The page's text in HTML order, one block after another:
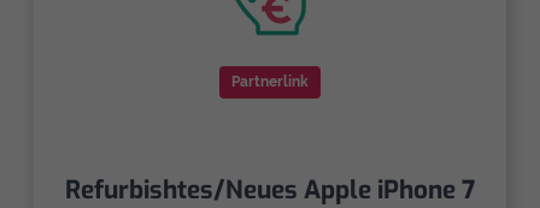
Partnerlink
Refurbishtes/Neues Apple iPhone 7